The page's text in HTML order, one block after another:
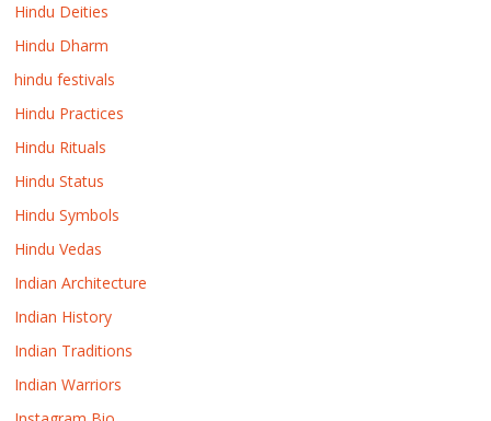
Hindu Deities
Hindu Dharm
hindu festivals
Hindu Practices
Hindu Rituals
Hindu Status
Hindu Symbols
Hindu Vedas
Indian Architecture
Indian History
Indian Traditions
Indian Warriors